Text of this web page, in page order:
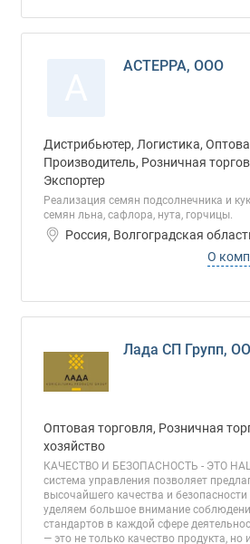
АСТЕРРА, ООО
Дистрибьютер, Логистика,
Производитель, Розничная
Экспортер
Реализация семян подсолнечника и
семян льна, сафлора, нута, горчицы.
Россия, Волгоградская
О
Лада СП Групп,
Оптовая торговля, Розничная
хозяйство
КАЧЕСТВО И БЕЗОПАСНОСТЬ - ЭТО
система управления позволяет
высочайшего качества и
уделяем большое внимание
стандартов в каждой сфере
— это не только качество продукта, но